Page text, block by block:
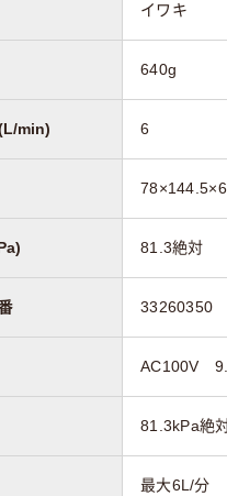
イワキ
640g
min) 6
81.3絶対
33260350
AC100V
81.3kPa絶
最大6L/分